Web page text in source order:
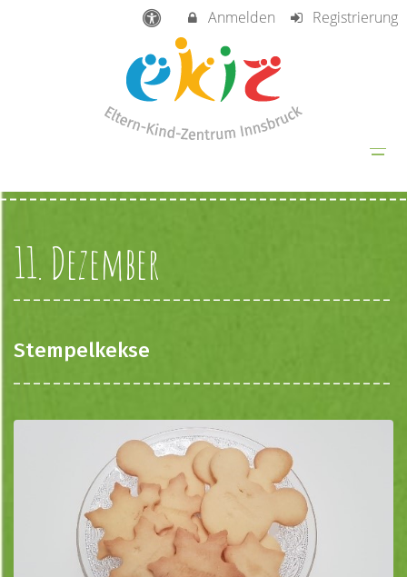
Anmelden Registrierung
11. Dezember
Stempelkekse